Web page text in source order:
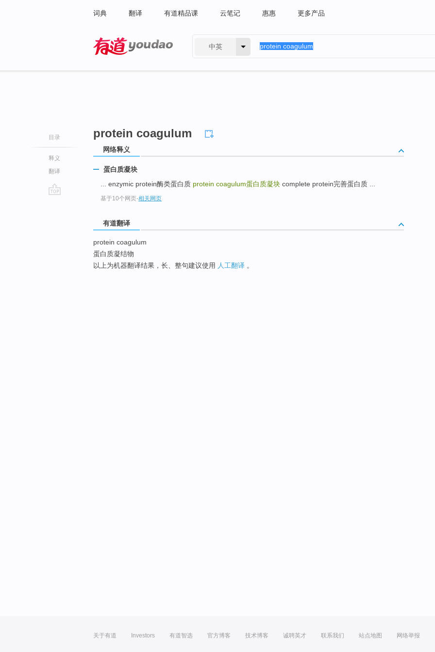
词典 翻译 有道精品课 云笔记 惠惠 更多产品
中英
目录
释义
翻译
protein coagulum
网络释义
蛋白质凝块
... enzymic protein酶类蛋白质 protein coagulum蛋白质凝块 complete protein完善蛋白质 ...
基于10个网页-相关网页
有道翻译
protein coagulum
蛋白质凝结物
以上为机器翻译结果，长、整句建议使用 人工翻译 。
关于有道 Investors 有道智选 官方博客 技术博客 诚聘英才 联系我们 站点地图 网络举报